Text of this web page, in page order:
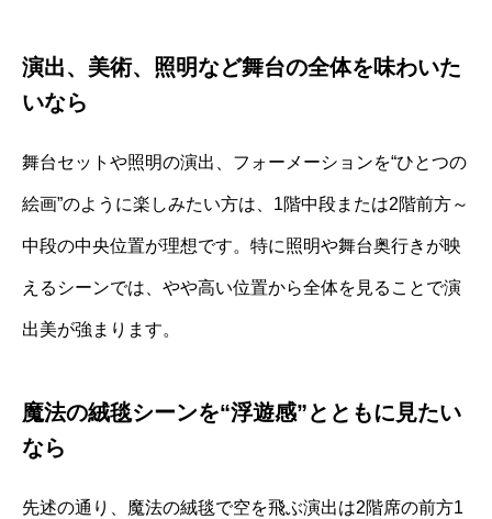
演出、美術、照明など舞台の全体を味わいた
いなら
舞台セットや照明の演出、フォーメーションを“ひとつの
絵画”のように楽しみたい方は、1階中段または2階前方～
中段の中央位置が理想です。特に照明や舞台奥行きが映
えるシーンでは、やや高い位置から全体を見ることで演
出美が強まります。
魔法の絨毯シーンを“浮遊感”とともに見たい
なら
先述の通り、魔法の絨毯で空を飛ぶ演出は2階席の前方1